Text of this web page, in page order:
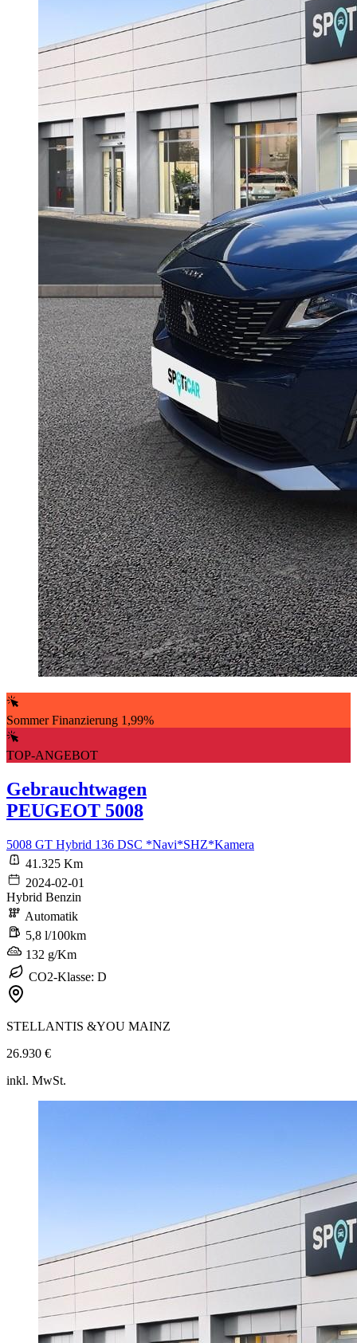
Sommer Finanzierung 1,99%
TOP-ANGEBOT
Gebrauchtwagen
PEUGEOT 5008
5008 GT Hybrid 136 DSC *Navi*SHZ*Kamera
41.325 Km
2024-02-01
Hybrid Benzin
Automatik
5,8 l/100km
132 g/Km
CO2-Klasse: D
STELLANTIS &YOU MAINZ
26.930 €
inkl. MwSt.